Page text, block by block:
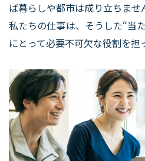
ば暮らしや都市は成り立ちませ
私たちの仕事は、そうした“当
にとって必要不可欠な役割を担